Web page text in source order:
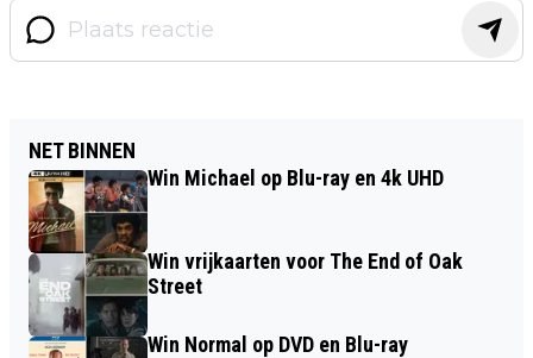
NET BINNEN
Win Michael op Blu-ray en 4k UHD
Win vrijkaarten voor The End of Oak
Street
Win Normal op DVD en Blu-ray